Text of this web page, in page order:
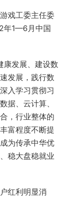
戏工委主任委
年1—6月中国
康发展、建设数
发展，践⾏数
⼊学习贯彻习
据、云计算、
，行业整体的
富程度不断提
为传承中华优
稳⼤盘稳就业
红利明显消